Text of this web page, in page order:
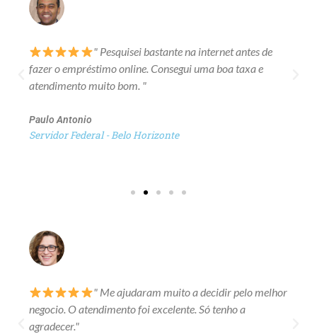
" Pesquisei bastante na internet antes de
fazer o empréstimo online. Consegui uma boa taxa e
atendimento muito bom. "
Paulo Antonio
Servidor Federal - Belo Horizonte
" Me ajudaram muito a decidir pelo melhor
negocio. O atendimento foi excelente. Só tenho a
agradecer."